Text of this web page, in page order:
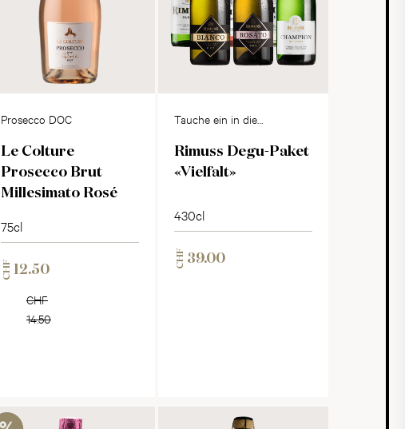
Prosecco DOC
Le Colture
Prosecco Brut
Millesimato Rosé
75cl
CHF 12.50
CHF
14.50
Tauche ein in die
Rimuss Degu-Paket
«Vielfalt»
430cl
CHF 39.00